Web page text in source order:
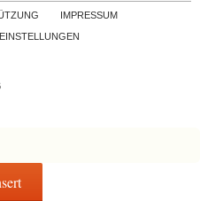
Skip to contentIMPRESSUM